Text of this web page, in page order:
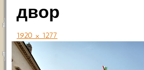
двор
1920 × 1277